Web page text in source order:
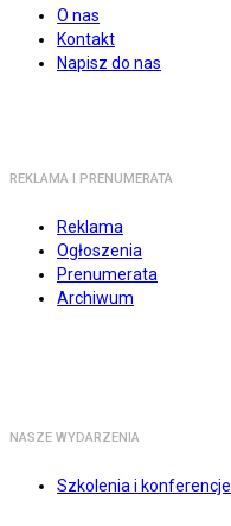
O nas
Kontakt
Napisz do nas
REKLAMA I PRENUMERATA
Reklama
Ogłoszenia
Prenumerata
Archiwum
NASZE WYDARZENIA
Szkolenia i konferencje